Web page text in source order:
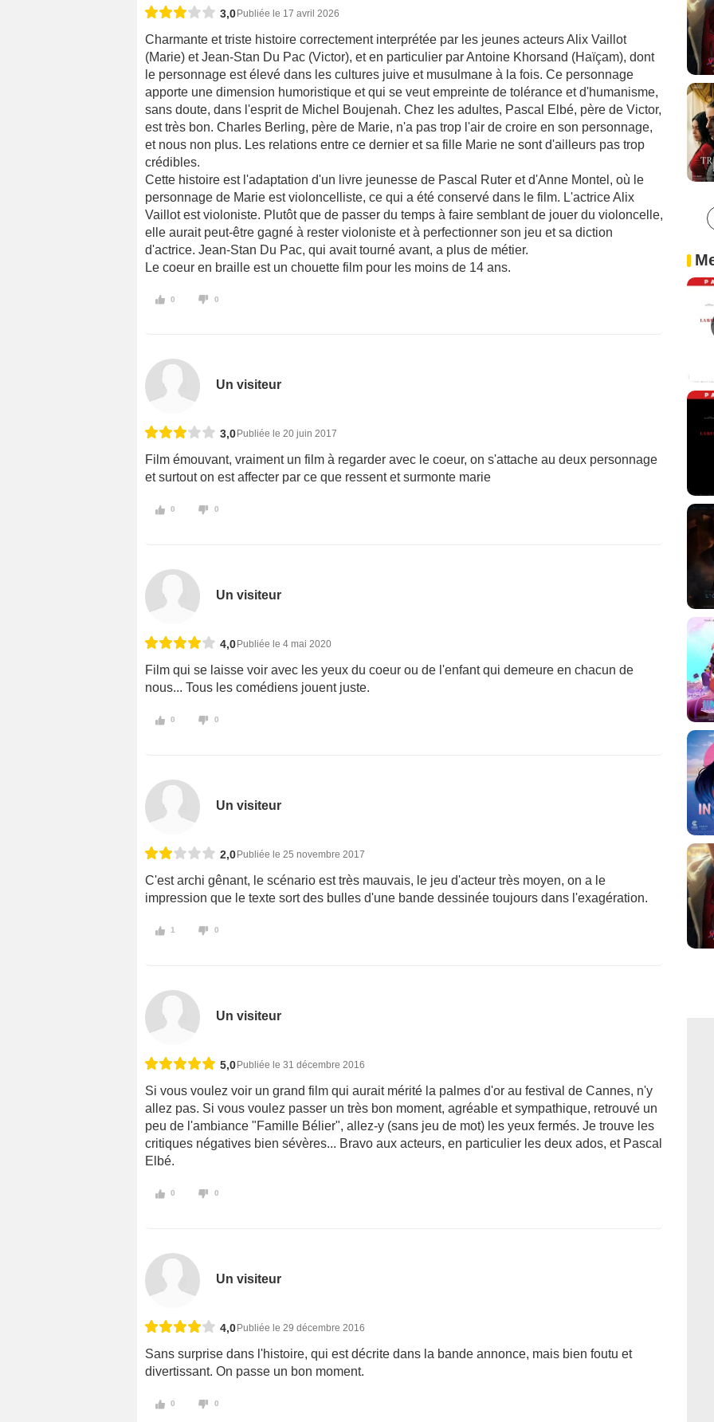
3,0Publiée le 17 avril 2026
Charmante et triste histoire correctement interprétée par les jeunes acteurs Alix Vaillot
(Marie) et Jean-Stan Du Pac (Victor), et en particulier par Antoine Khorsand (Haïçam), dont
le personnage est élevé dans les cultures juive et musulmane à la fois. Ce personnage
apporte une dimension humoristique et qui se veut empreinte de tolérance et d'humanisme,
sans doute, dans l'esprit de Michel Boujenah. Chez les adultes, Pascal Elbé, père de Victor,
est très bon. Charles Berling, père de Marie, n'a pas trop l'air de croire en son personnage,
et nous non plus. Les relations entre ce dernier et sa fille Marie ne sont d'ailleurs pas trop
crédibles.
Cette histoire est l'adaptation d'un livre jeunesse de Pascal Ruter et d'Anne Montel, où le
personnage de Marie est violoncelliste, ce qui a été conservé dans le film. L'actrice Alix
Vaillot est violoniste. Plutôt que de passer du temps à faire semblant de jouer du violoncelle,
elle aurait peut-être gagné à rester violoniste et à perfectionner son jeu et sa diction
d'actrice. Jean-Stan Du Pac, qui avait tourné avant, a plus de métier.
Le coeur en braille est un chouette film pour les moins de 14 ans.
0 0
Un visiteur
3,0 Publiée le 20 juin 2017
Film émouvant, vraiment un film à regarder avec le coeur, on s'attache au deux personnage
et surtout on est affecter par ce que ressent et surmonte marie
0 0
Un visiteur
4,0 Publiée le 4 mai 2020
Film qui se laisse voir avec les yeux du coeur ou de l'enfant qui demeure en chacun de
nous... Tous les comédiens jouent juste.
0 0
Un visiteur
2,0 Publiée le 25 novembre 2017
C'est archi gênant, le scénario est très mauvais, le jeu d'acteur très moyen, on a le
impression que le texte sort des bulles d'une bande dessinée toujours dans l'exagération.
1 0
Un visiteur
5,0 Publiée le 31 décembre 2016
Si vous voulez voir un grand film qui aurait mérité la palmes d'or au festival de Cannes, n'y
allez pas. Si vous voulez passer un très bon moment, agréable et sympathique, retrouvé un
peu de l'ambiance "Famille Bélier", allez-y (sans jeu de mot) les yeux fermés. Je trouve les
critiques négatives bien sévères... Bravo aux acteurs, en particulier les deux ados, et Pascal
Elbé.
0 0
Un visiteur
4,0Publiée le 29 décembre 2016
Sans surprise dans l'histoire, qui est décrite dans la bande annonce, mais bien foutu et
divertissant. On passe un bon moment.
0 0